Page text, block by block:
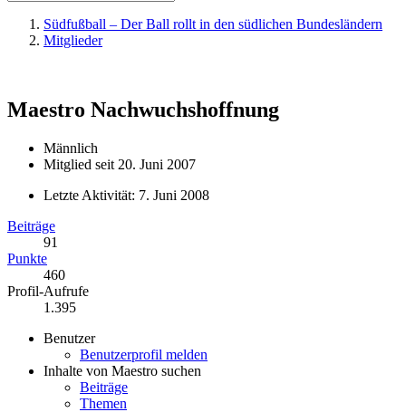
Südfußball – Der Ball rollt in den südlichen Bundesländern
Mitglieder
Maestro Nachwuchshoffnung
Männlich
Mitglied seit 20. Juni 2007
Letzte Aktivität: 7. Juni 2008
Beiträge
91
Punkte
460
Profil-Aufrufe
1.395
Benutzer
Benutzerprofil melden
Inhalte von Maestro suchen
Beiträge
Themen